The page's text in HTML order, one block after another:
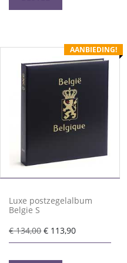
AANBIEDING!
Luxe postzegelalbum
Belgie S
€134,00Oorspronkelijke
prijs
€ 113,90Huidige
prijs